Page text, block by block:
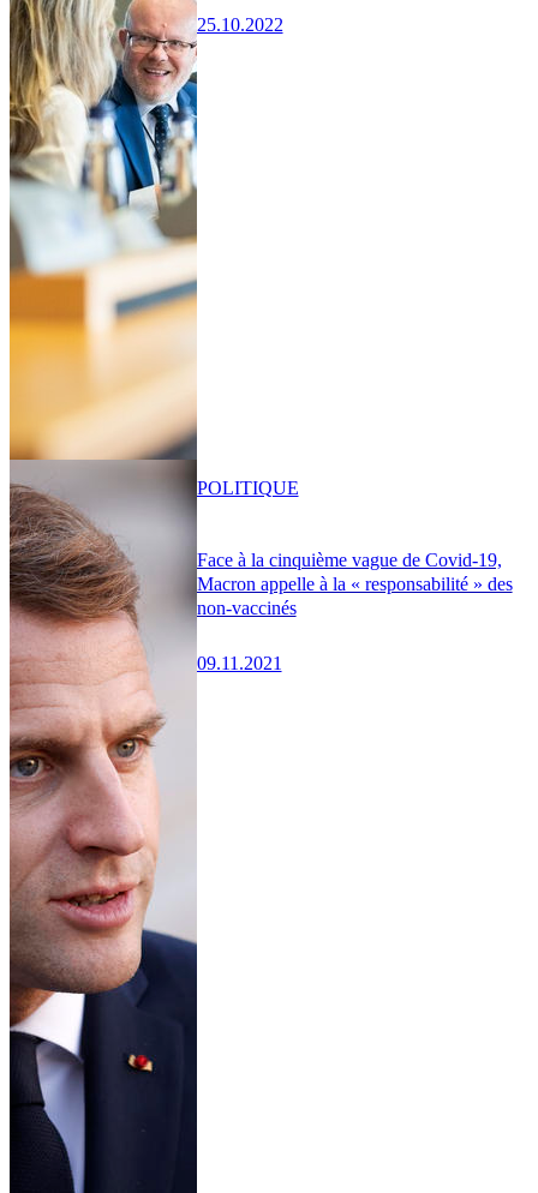
25.10.2022
Face à la cinquième vague de Covid-19,
Macron appelle à la « responsabilité » des
non-vaccinés
09.11.2021
POLITIQUE